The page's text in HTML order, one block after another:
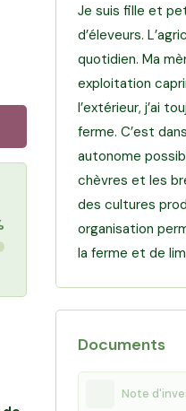
Je suis fille et
d’éleveurs.
quotidien. Ma
exploitation
l’extérieur, j’ai
ferme. C’est
autonome
chèvres et les
des cultures
organisation
la ferme et de
Documents
Note